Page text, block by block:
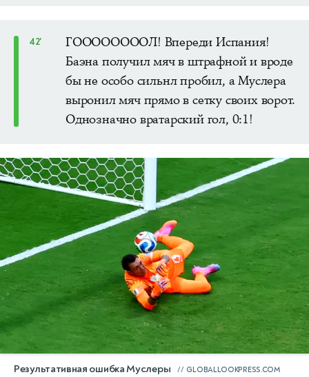
42'
ГООООООООЛ! Впереди Испания!
Баэна получил мяч в штрафной и вроде
бы не особо сильнл пробил, а Муслера
выронил мяч прямо в сетку своих ворот.
Однозначно вратарский гол, 0:1!
Результативная ошибка Муслеры GLOBALLOOKPRESS.COM